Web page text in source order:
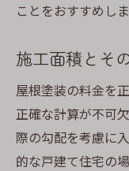
ことをおすすめしま
施工面積とそ
屋根塗装の料金を
正確な計算が不可
際の勾配を考慮に
的な戸建て住宅の